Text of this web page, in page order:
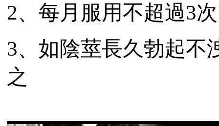
2、每月服用不超過3
3、如陰莖長久勃起不
之